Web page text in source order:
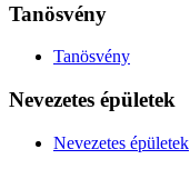
Tanösvény
Tanösvény
Nevezetes épületek
Nevezetes épületek